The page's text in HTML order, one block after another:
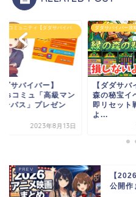
・コミュニティ【ダダサバイバ
ダサバイバー】
コミュ「高級マン
ーパス」プレゼン
2023年8月13日
ダダサバイバー攻
【ダダサ
森の秘宝イ
即リセット
よ...
【
公開作